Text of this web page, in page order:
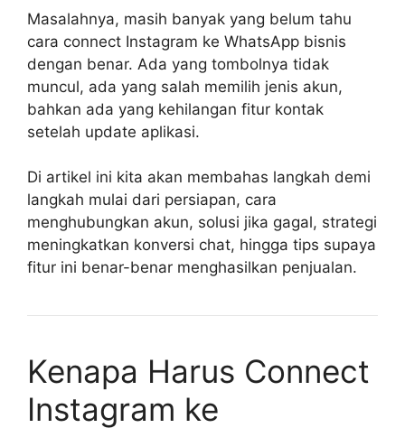
Masalahnya, masih banyak yang belum tahu
cara connect Instagram ke WhatsApp bisnis
dengan benar. Ada yang tombolnya tidak
muncul, ada yang salah memilih jenis akun,
bahkan ada yang kehilangan fitur kontak
setelah update aplikasi.
Di artikel ini kita akan membahas langkah demi
langkah mulai dari persiapan, cara
menghubungkan akun, solusi jika gagal, strategi
meningkatkan konversi chat, hingga tips supaya
fitur ini benar-benar menghasilkan penjualan.
Kenapa Harus Connect
Instagram ke